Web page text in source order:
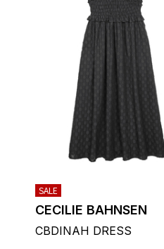
SALE
CECILIE BAHNSEN
CBDINAH DRESS